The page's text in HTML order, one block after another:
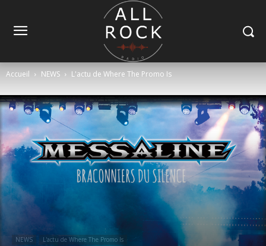
Accueil NEWS L'actu de Where The Promo Is
NEWS L'actu de Where The Promo Is